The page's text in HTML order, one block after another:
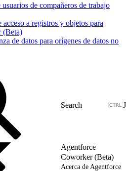
de compañeros de trabajo
a registros y objetos para
(Beta)
de datos para orígenes de datos no
J
Agentforce
Coworker (Beta)
Acerca de Agentforce